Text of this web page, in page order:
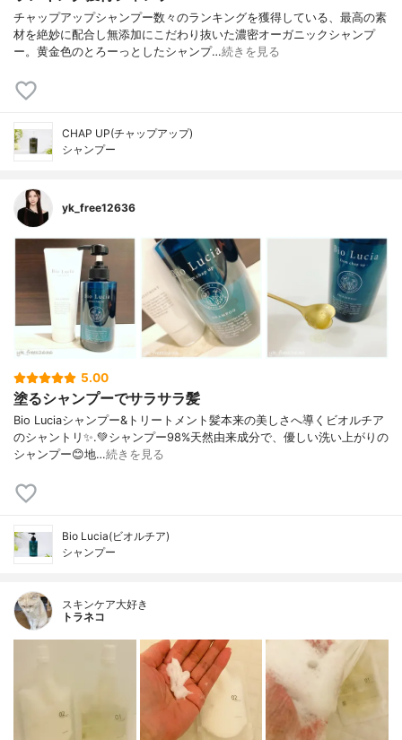
チャップアップシャンプー数々のランキングを獲得している、最高の素
材を絶妙に配合し無添加にこだわり抜いた濃密オーガニックシャンプ
ー。黄金色のとろーっとしたシャンプ…続きを見る
CHAP UP(チャップアップ)
シャンプー
yk_free12636
5.00
塗るシャンプーでサラサラ髪
Bio Luciaシャンプー&トリートメント⁡髪本来の美しさへ導くビオルチア
のシャントリ✨⁡.💚シャンプー98%天然由来成分で、優しい洗い上がりの
シャンプー😊地…続きを見る
Bio Lucia(ビオルチア)
シャンプー
スキンケア大好き
トラネコ